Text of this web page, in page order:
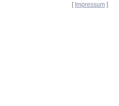
[ Impressum ]